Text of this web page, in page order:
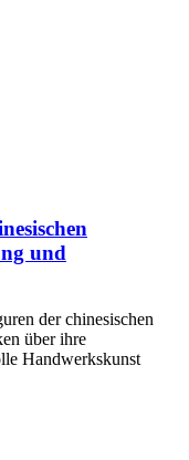
und
der chinesischen
über ihre
Handwerkskunst